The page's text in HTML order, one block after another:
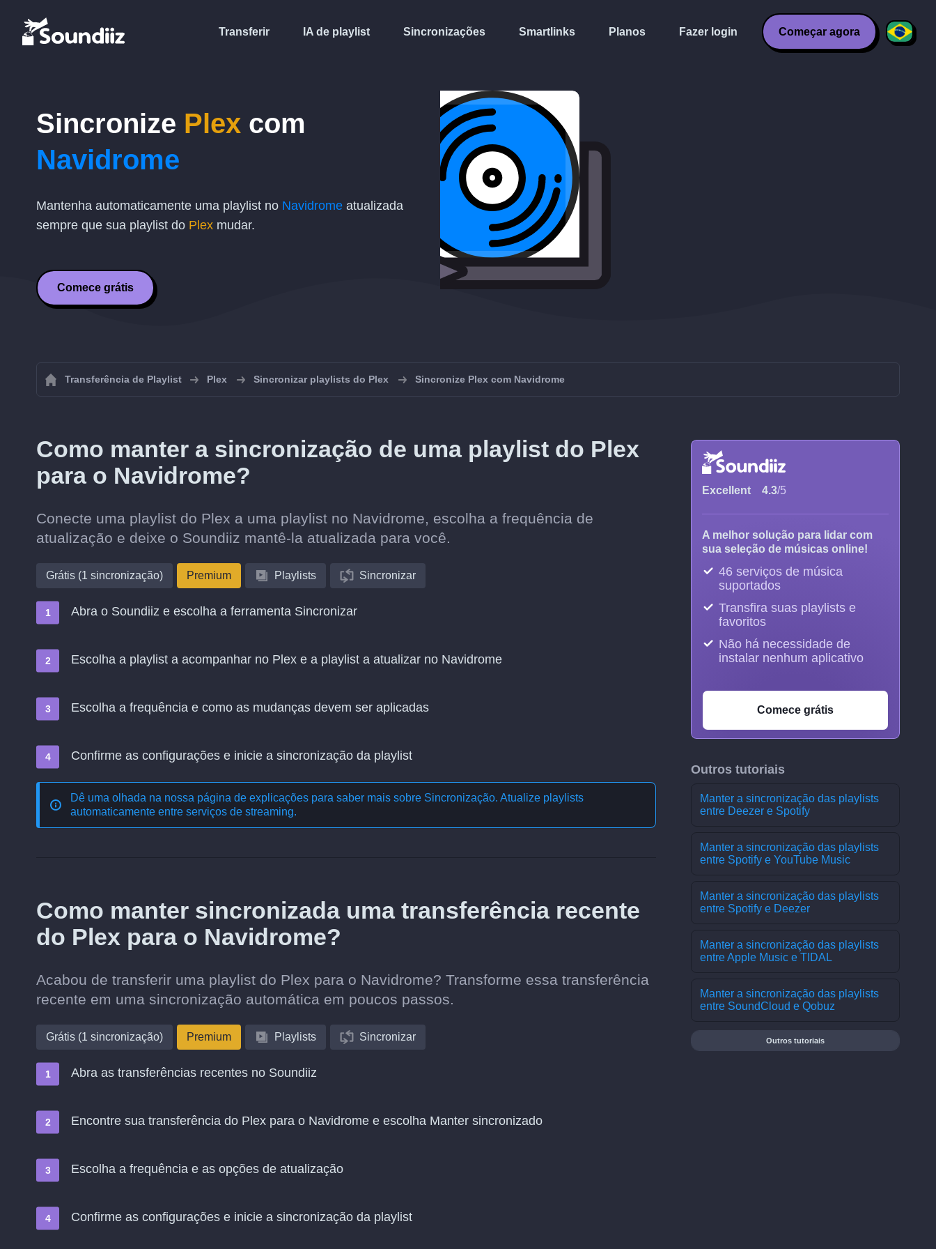
Transferir IA de playlist Sincronizações Smartlinks Planos Fazer login Começar agora
Sincronize Plex com
Navidrome
Mantenha automaticamente uma playlist no Navidrome atualizada
sempre que sua playlist do Plex mudar.
Comece grátis
Transferência de Playlist Plex Sincronizar playlists do Plex Sincronize Plex com Navidrome
Como manter a sincronização de uma playlist do Plex
para o Navidrome?
Conecte uma playlist do Plex a uma playlist no Navidrome, escolha a frequência de
atualização e deixe o Soundiiz mantê-la atualizada para você.
Grátis (1 sincronização) Premium Playlists Sincronizar
Abra o Soundiiz e escolha a ferramenta Sincronizar
Escolha a playlist a acompanhar no Plex e a playlist a atualizar no Navidrome
Escolha a frequência e como as mudanças devem ser aplicadas
Confirme as configurações e inicie a sincronização da playlist
Dê uma olhada na nossa página de explicações para saber mais sobre Sincronização. Atualize playlists
automaticamente entre serviços de streaming.
Como manter sincronizada uma transferência recente
do Plex para o Navidrome?
Acabou de transferir uma playlist do Plex para o Navidrome? Transforme essa transferência
recente em uma sincronização automática em poucos passos.
Grátis (1 sincronização) Premium Playlists Sincronizar
Abra as transferências recentes no Soundiiz
Encontre sua transferência do Plex para o Navidrome e escolha Manter sincronizado
Escolha a frequência e as opções de atualização
Confirme as configurações e inicie a sincronização da playlist
Excellent 4.3/5
A melhor solução para lidar com
sua seleção de músicas online!
46 serviços de música
suportados
Transfira suas playlists e
favoritos
Não há necessidade de
instalar nenhum aplicativo
Comece grátis
Outros tutoriais
Manter a sincronização das playlists
entre Deezer e Spotify
Manter a sincronização das playlists
entre Spotify e YouTube Music
Manter a sincronização das playlists
entre Spotify e Deezer
Manter a sincronização das playlists
entre Apple Music e TIDAL
Manter a sincronização das playlists
entre SoundCloud e Qobuz
Outros tutoriais